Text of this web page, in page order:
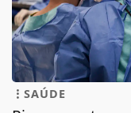
SAÚDE